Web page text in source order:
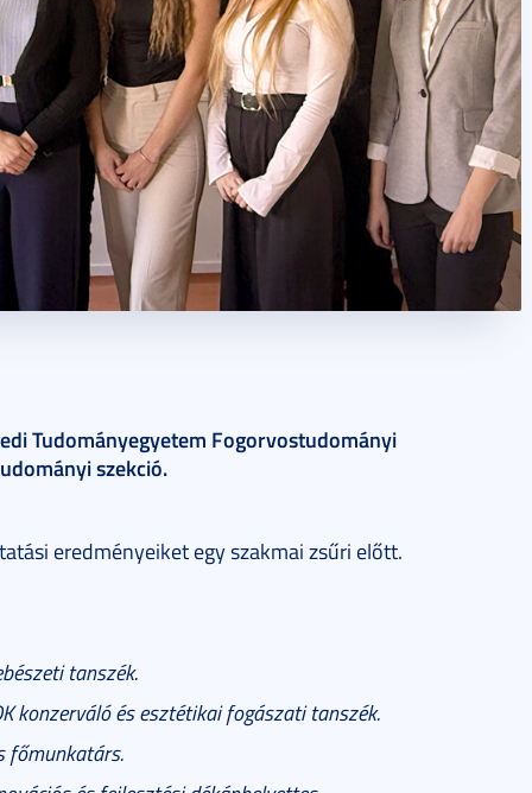
Tudományegyetem Fogorvostudományi
szekció.
eredményeiket egy szakmai zsűri előtt.
tanszék.
konzerváló és esztétikai fogászati tanszék.
főmunkatárs.